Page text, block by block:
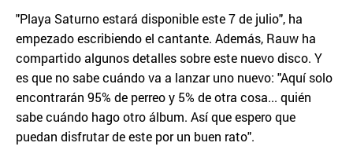
"Playa Saturno estará disponible este 7 de julio", ha
empezado escribiendo el cantante. Además, Rauw ha
compartido algunos detalles sobre este nuevo disco. Y
es que no sabe cuándo va a lanzar uno nuevo: "Aquí solo
encontrarán 95% de perreo y 5% de otra cosa... quién
sabe cuándo hago otro álbum. Así que espero que
puedan disfrutar de este por un buen rato".